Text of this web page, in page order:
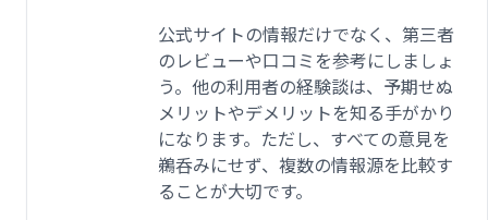
公式サイトの情報だけでなく、第三者
のレビューや口コミを参考にしましょ
う。他の利用者の経験談は、予期せぬ
メリットやデメリットを知る手がかり
になります。ただし、すべての意見を
鵜呑みにせず、複数の情報源を比較す
ることが大切です。